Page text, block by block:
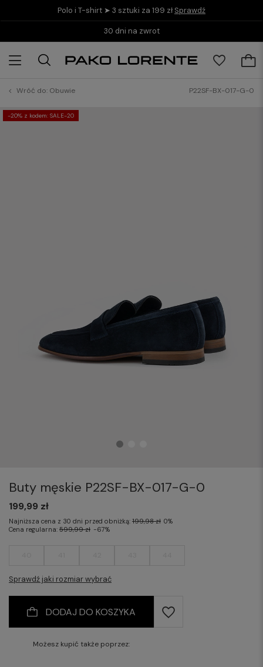
Polo i T-shirt ➤ 3 sztuki za 199 zł Sprawdź
30 dni na zwrot
Wróć do: Obuwie P22SF-BX-017-G-0
-20% z kodem: SALE-20
Buty męskie P22SF-BX-017-G-0
Sprawdź jaki rozmiar wybrać
199,99 zł
Najniższa cena z 30 dni przed obniżką: 199,98 zł 0%
Cena regularna: 599,99 zł -67%
DODAJ DO KOSZYKA
Możesz kupić także poprzez: